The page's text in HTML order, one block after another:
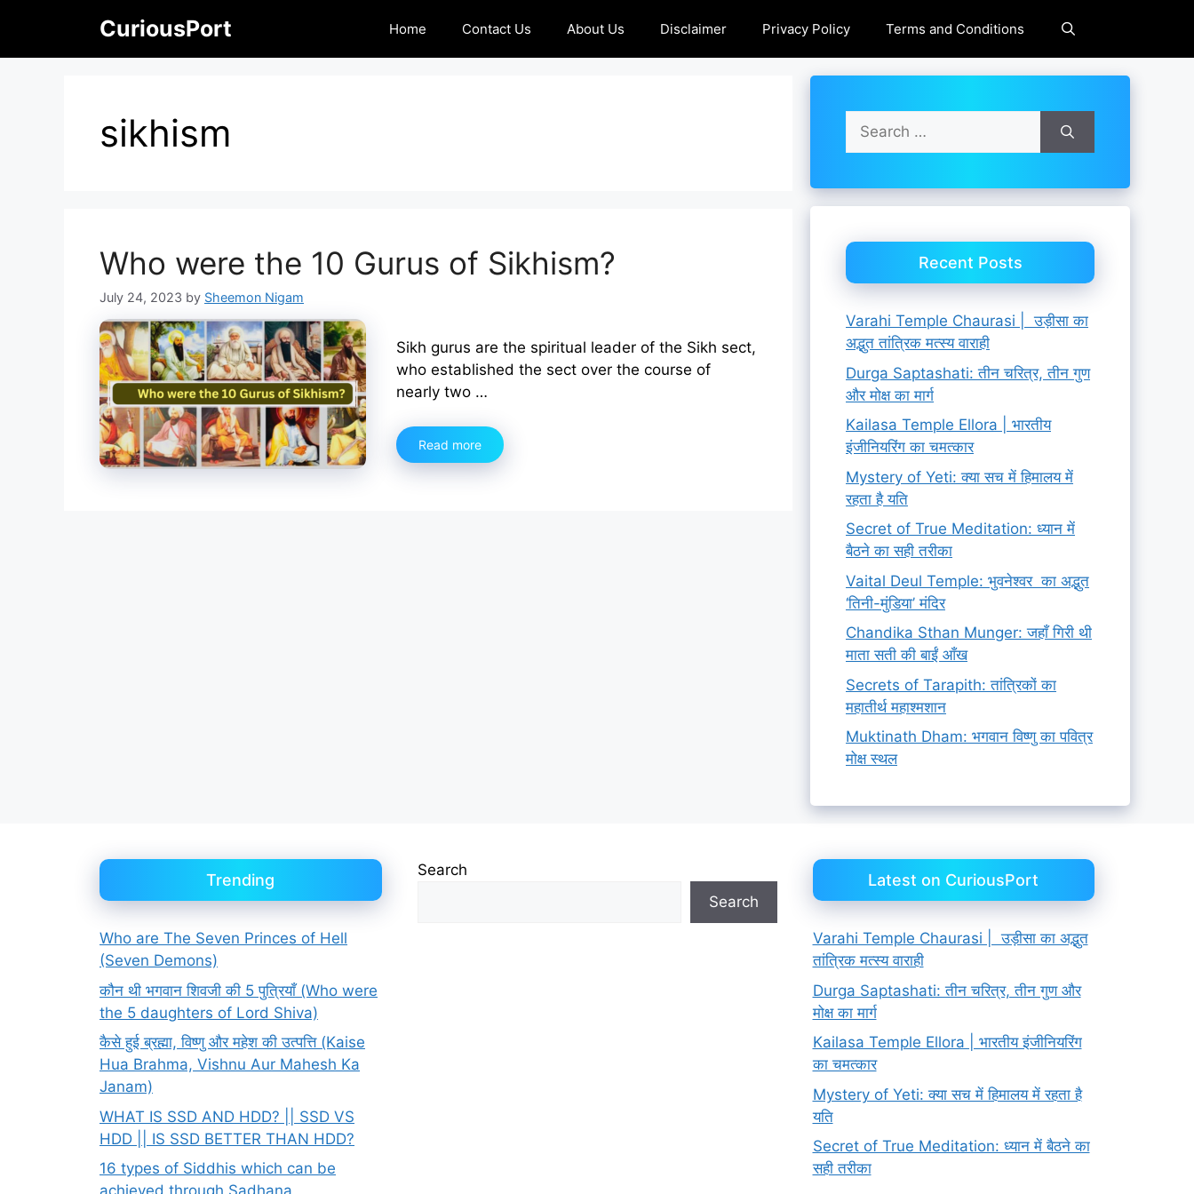
content
CuriousPort Home Contact Us About Us Disclaimer Privacy Policy Terms and Conditions
sikhism
Who were the 10 Gurus of Sikhism?
July 24, 2023 by Sheemon Nigam
Sikh gurus are the spiritual leader of the Sikh sect,
who established the sect over the course of
nearly two …
Read more
Search
for:
Recent Posts
Varahi Temple Chaurasi | उड़ीसा का
अद्भुत तांत्रिक मत्स्य वाराही
Durga Saptashati: तीन चरित्र, तीन गुण
और मोक्ष का मार्ग
Kailasa Temple Ellora | भारतीय
इंजीनियरिंग का चमत्कार
Mystery of Yeti: क्या सच में हिमालय में
रहता है यति
Secret of True Meditation: ध्यान में
बैठने का सही तरीका
Vaital Deul Temple: भुवनेश्वर का अद्भुत
‘तिनी-मुंडिया’ मंदिर
Chandika Sthan Munger: जहाँ गिरी थी
माता सती की बाईं आँख
Secrets of Tarapith: तांत्रिकों का
महातीर्थ महाश्मशान
Muktinath Dham: भगवान विष्णु का पवित्र
मोक्ष स्थल
Trending
Who are The Seven Princes of Hell
(Seven Demons)
कौन थी भगवान शिवजी की 5 पुत्रियाँ (Who were
the 5 daughters of Lord Shiva)
कैसे हुई ब्रह्मा, विष्णु और महेश की उत्पत्ति (Kaise
Hua Brahma, Vishnu Aur Mahesh Ka
Janam)
WHAT IS SSD AND HDD? || SSD VS
HDD || IS SSD BETTER THAN HDD?
16 types of Siddhis which can be
achieved through Sadhana
Search
Search
Latest on CuriousPort
Varahi Temple Chaurasi | उड़ीसा का अद्भुत
तांत्रिक मत्स्य वाराही
Durga Saptashati: तीन चरित्र, तीन गुण और
मोक्ष का मार्ग
Kailasa Temple Ellora | भारतीय इंजीनियरिंग
का चमत्कार
Mystery of Yeti: क्या सच में हिमालय में रहता है
यति
Secret of True Meditation: ध्यान में बैठने का
सही तरीका